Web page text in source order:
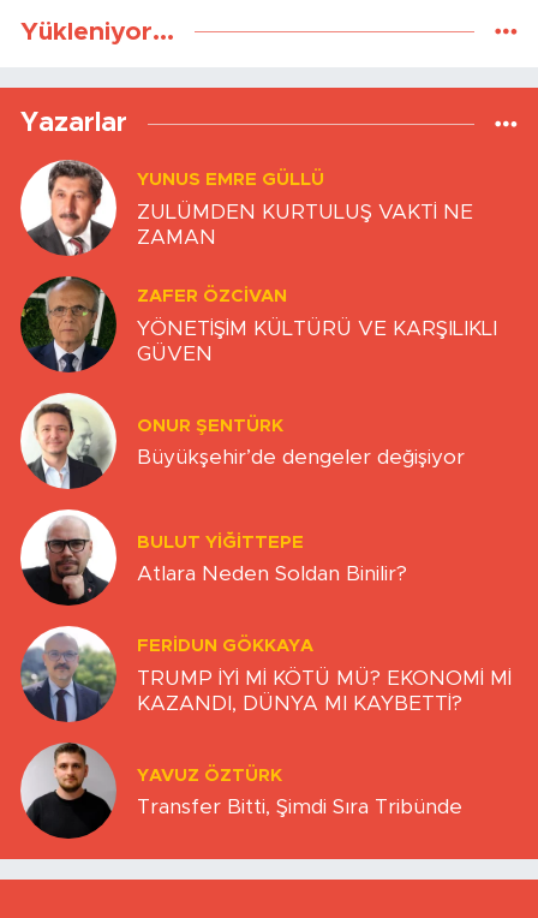
Yükleniyor...
Yazarlar
YUNUS EMRE GÜLLÜ
ZULÜMDEN KURTULUŞ VAKTİ NE
ZAMAN
ZAFER ÖZCIVAN
YÖNETİŞİM KÜLTÜRÜ VE KARŞILIKLI
GÜVEN
ONUR ŞENTÜRK
Büyükşehir’de dengeler değişiyor
BULUT YİĞİTTEPE
Atlara Neden Soldan Binilir?
FERIDUN GÖKKAYA
TRUMP İYİ Mİ KÖTÜ MÜ? EKONOMİ Mİ
KAZANDI, DÜNYA MI KAYBETTİ?
YAVUZ ÖZTÜRK
Transfer Bitti, Şimdi Sıra Tribünde